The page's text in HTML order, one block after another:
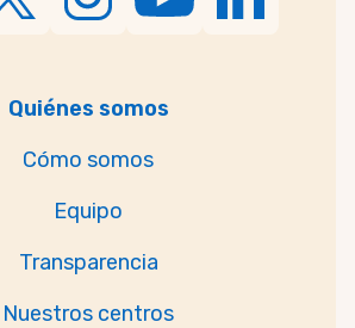
Quiénes somos
Cómo somos
Equipo
Transparencia
Nuestros centros